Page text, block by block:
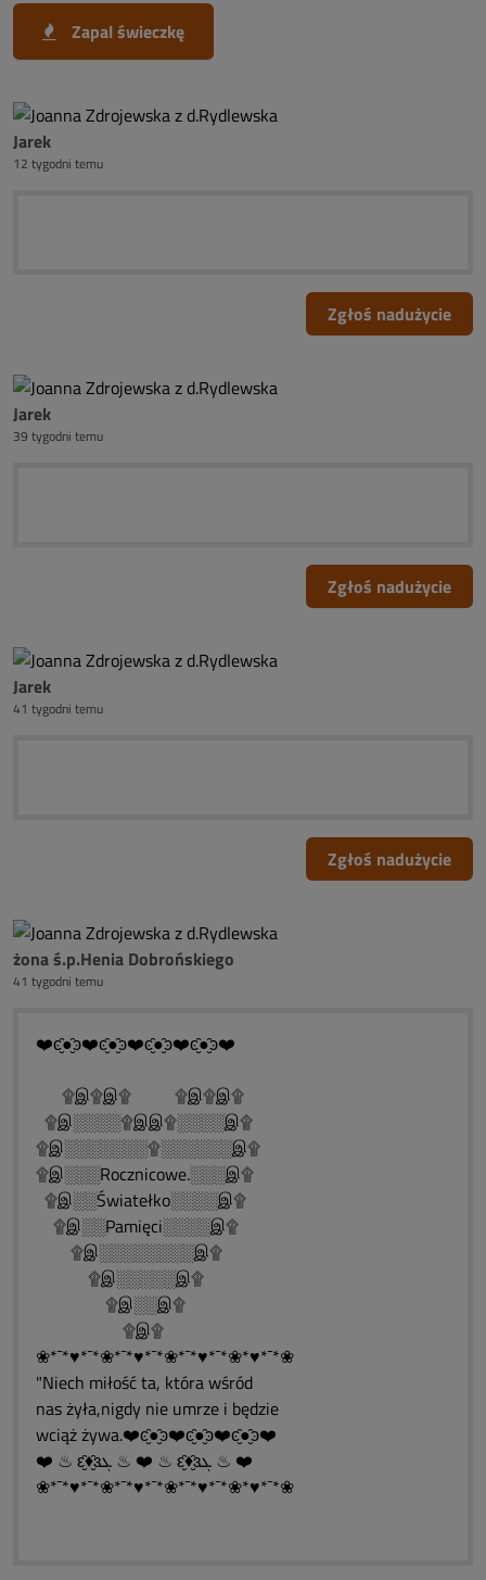
Zapal świeczkę
Jarek
12 tygodni temu
Zgłoś nadużycie
Jarek
39 tygodni temu
Zgłoś nadużycie
Jarek
41 tygodni temu
Zgłoś nadużycie
żona ś.p.Henia Dobrońskiego
41 tygodni temu
❤️ͼ̮̑●̮̑ͽ❤️ͼ̮̑●̮̑ͽ❤️ͼ̮̑●̮̑ͽ❤️ͼ̮̑●̮̑ͽ❤️
۩இ۩இ۩ ۩இ۩இ۩
۩இ░░░░۩இஇ۩░░░░இ۩
۩இ░░░░░░░۩░░░░░░இ۩
۩இ░░░Rocznicowe.░░░இ۩
۩இ░░Światełko░░░░இ۩
۩இ░░Pamięci░░░░இ۩
۩இ░░░░░░░░இ۩
۩இ░░░░░இ۩
۩இ░░இ۩
۩இ۩
❀*¯*♥*¯*❀*¯*♥*¯*❀*¯*♥*¯*❀*♥*¯*❀
"Niech miłość ta, która wśród
nas żyła,nigdy nie umrze i będzie
wciąż żywa.❤️ͼ̮̑●̮̑ͽ❤️ͼ̮̑●̮̑ͽ❤️ͼ̮̑●̮̑ͽ❤️
❤️ ♨ ԑ̮̑♦̮̑ɜܓ ♨ ❤️ ♨ ԑ̮̑♦̮̑ɜܓ ♨ ❤️
❀*¯*♥*¯*❀*¯*♥*¯*❀*¯*♥*¯*❀*♥*¯*❀